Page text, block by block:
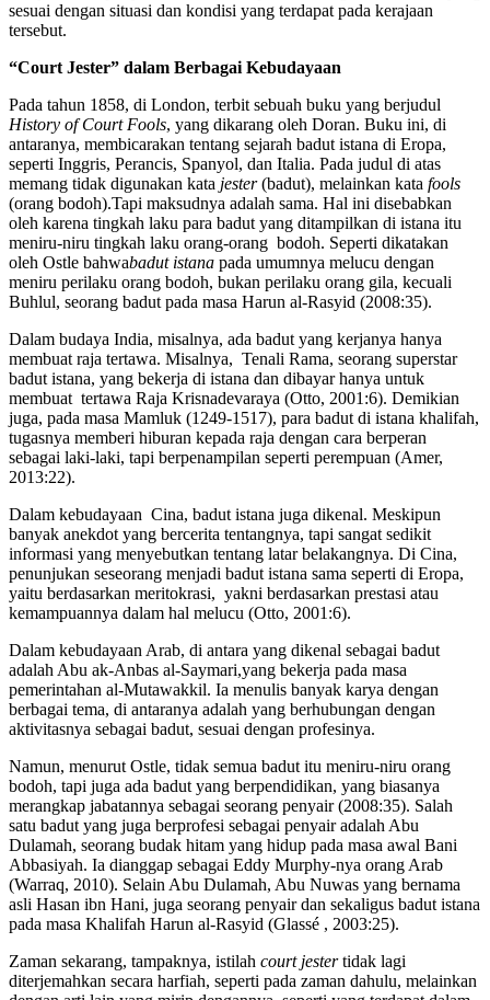
sesuai dengan situasi dan kondisi yang terdapat pada kerajaan
tersebut.
“Court Jester” dalam Berbagai Kebudayaan
Pada tahun 1858, di London, terbit sebuah buku yang berjudul
History of Court Fools, yang dikarang oleh Doran. Buku ini, di
antaranya, membicarakan tentang sejarah badut istana di Eropa,
seperti Inggris, Perancis, Spanyol, dan Italia. Pada judul di atas
memang tidak digunakan kata jester(badut), melainkan kata fools
(orang bodoh).Tapi maksudnya adalah sama. Hal ini disebabkan
oleh karena tingkah laku para badut yang ditampilkan di istana itu
meniru-niru tingkah laku orang-orang bodoh. Seperti dikatakan
oleh Ostle bahwabadut istana pada umumnya melucu dengan
meniru perilaku orang bodoh, bukan perilaku orang gila, kecuali
Buhlul, seorang badut pada masa Harun al-Rasyid (2008:35).
Dalam budaya India, misalnya, ada badut yang kerjanya hanya
membuat raja tertawa. Misalnya, Tenali Rama, seorang superstar
badut istana, yang bekerja di istana dan dibayar hanya untuk
membuat tertawa Raja Krisnadevaraya (Otto, 2001:6). Demikian
juga, pada masa Mamluk (1249-1517), para badut di istana khalifah,
tugasnya memberi hiburan kepada raja dengan cara berperan
sebagai laki-laki, tapi berpenampilan seperti perempuan (Amer,
2013:22).
Dalam kebudayaan Cina, badut istana juga dikenal. Meskipun
banyak anekdot yang bercerita tentangnya, tapi sangat sedikit
informasi yang menyebutkan tentang latar belakangnya. Di Cina,
penunjukan seseorang menjadi badut istana sama seperti di Eropa,
yaitu berdasarkan meritokrasi, yakni berdasarkan prestasi atau
kemampuannya dalam hal melucu (Otto, 2001:6).
Dalam kebudayaan Arab, di antara yang dikenal sebagai badut
adalah Abu ak-Anbas al-Saymari,yang bekerja pada masa
pemerintahan al-Mutawakkil. Ia menulis banyak karya dengan
berbagai tema, di antaranya adalah yang berhubungan dengan
aktivitasnya sebagai badut, sesuai dengan profesinya.
Namun, menurut Ostle, tidak semua badut itu meniru-niru orang
bodoh, tapi juga ada badut yang berpendidikan, yang biasanya
merangkap jabatannya sebagai seorang penyair (2008:35). Salah
satu badut yang juga berprofesi sebagai penyair adalah Abu
Dulamah, seorang budak hitam yang hidup pada masa awal Bani
Abbasiyah. Ia dianggap sebagai Eddy Murphy-nya orang Arab
(Warraq, 2010). Selain Abu Dulamah, Abu Nuwas yang bernama
asli Hasan ibn Hani, juga seorang penyair dan sekaligus badut istana
pada masa Khalifah Harun al-Rasyid (Glassé , 2003:25).
Zaman sekarang, tampaknya, istilah court jestertidak lagi
diterjemahkan secara harfiah, seperti pada zaman dahulu, melainkan